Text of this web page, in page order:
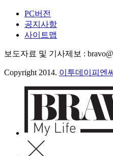
PC버전
공지사항
사이트맵
보도자료 및 기사제보 :
Copyright 2014. 이투데이피엔씨